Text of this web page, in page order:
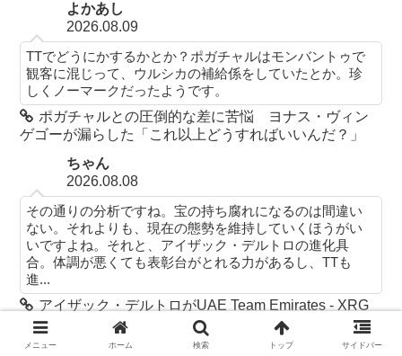
よかあし
2026.08.09
TTでどうにかするかとか？ポガチャルはモンバントゥで
観客に混じって、ウルシカの補給係をしていたとか。珍
しくノーマークだったようです。
ポガチャルとの圧倒的な差に苦悩 ヨナス・ヴィン
ゲゴーが漏らした「これ以上どうすればいいんだ？」
ちゃん
2026.08.08
その通りの分析ですね。宝の持ち腐れになるのは間違い
ない。それよりも、現在の態勢を維持していくほうがい
いですよね。それと、アイザック・デルトロの進化具
合。体調が悪くても表彰台がとれる力があるし、TTも
進...
アイザック・デルトロがUAE Team Emirates - XRG
と契約延長するということはポール・セイシャスは来な
い?
メニュー ホーム 検索 トップ サイドバー